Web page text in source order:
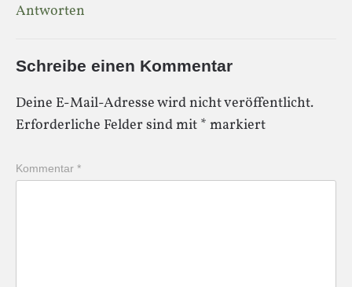
Antworten
Schreibe einen Kommentar
Deine E-Mail-Adresse wird nicht veröffentlicht.
Erforderliche Felder sind mit * markiert
Kommentar *